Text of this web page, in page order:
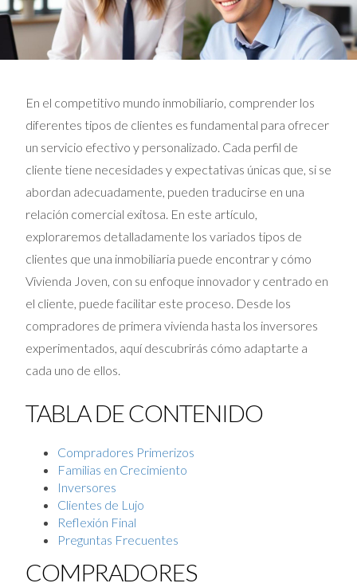
En el competitivo mundo inmobiliario, comprender los
diferentes tipos de clientes es fundamental para ofrecer
un servicio efectivo y personalizado. Cada perfil de
cliente tiene necesidades y expectativas únicas que, si se
abordan adecuadamente, pueden traducirse en una
relación comercial exitosa. En este artículo,
exploraremos detalladamente los variados tipos de
clientes que una inmobiliaria puede encontrar y cómo
Vivienda Joven, con su enfoque innovador y centrado en
el cliente, puede facilitar este proceso. Desde los
compradores de primera vivienda hasta los inversores
experimentados, aquí descubrirás cómo adaptarte a
cada uno de ellos.
TABLA DE CONTENIDO
Compradores Primerizos
Familias en Crecimiento
Inversores
Clientes de Lujo
Reflexión Final
Preguntas Frecuentes
COMPRADORES